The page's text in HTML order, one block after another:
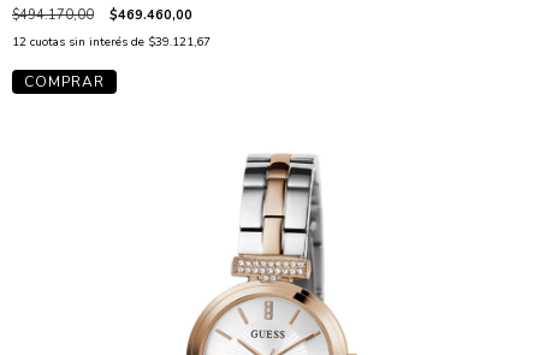
$494.170,00 $469.460,00
12 cuotas sin interés de $39.121,67